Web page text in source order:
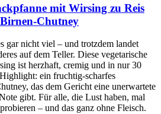
mit Wirsing zu Reis
Chutney
gar nicht viel – und trotzdem landet
auf dem Teller. Diese vegetarische
ist herzhaft, cremig und in nur 30
ein fruchtig-scharfes
das dem Gericht eine unerwartete
gibt. Für alle, die Lust haben, mal
– und das ganz ohne Fleisch.